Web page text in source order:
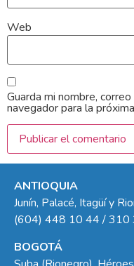
Web
Guarda mi nombre,
navegador para la
ANTIOQUIA
Junín, Palacé, Itagüí y
(604) 448 10 44 / 310
BOGOTÁ